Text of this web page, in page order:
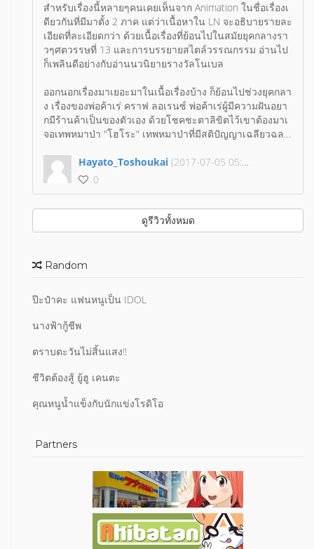
สำหรับเรื่องนี้หลายๆคนเคยเห็นจาก Animation ในชื่อเรื่องเ
ดียวกันที่มีมาตั้ง 2 ภาค แต่ว่าเนื้อหาใน LN จะอธิบายรายละ
เอียดที่ละเอียดกว่า ด้วยเนื้อเรื่องที่ย้อนไปในสมัยยุคกลางรา
วๆศตวรรษที่ 13 และการบรรยายสไตล์วรรณกรรม อ่านไป
ก็เพลินดีอย่างกับอ่านนวนิยายรางวัลโนเบล
ออกนอกเรื่องมาเยอะมาในเนื้อเรื่องบ้าง ก็ย้อนไปช่วงยุคกลา
ง เรื่องของพ่อค้าเร่ คราฟ ลอเรนซ์ พ่อค้าเร่ผู้มีความฝันอยา
กมีร้านค้าเป็นของตัวเอง ด้วยโชคชะตาลิขิตไว้เขาต้องมาเ
จอเทพหมาป่า "โฮโระ" เทพหมาป่าที่มีสติปัญญาเฉลียวฉลา
งท่ามกลางปัญหาต่างๆมากมายที่มีอยู่ในเรื่องนั่นแหละ
นำเลย ของเขาดีจริง เรื่องนี้มันวรรณกรรมชั้นดีชัดๆ
Hayato_Toshoukai (2017-07-05 05:44:45)
0
ดูรีวิวทั้งหมด
Random
ป๊ะป๋าคะ แฟนหนูเป็น IDOL
นางฟ้ากู้ชีพ
ตราบตะวันไม่สิ้นแสง!!
ชีวิตต้องสู้ ยู้ฮู เคนตะ
คุณหนูน้ำแข็งกับนักแข่งโรดิโอ
Partners